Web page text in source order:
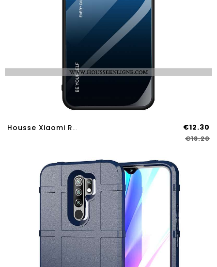
Housse Xiaomi Redmi 9 Créatif Tendance Coque Téléphone Portable Étui Dégradé Net Rouge Bleu Foncé €12.30
€18.20